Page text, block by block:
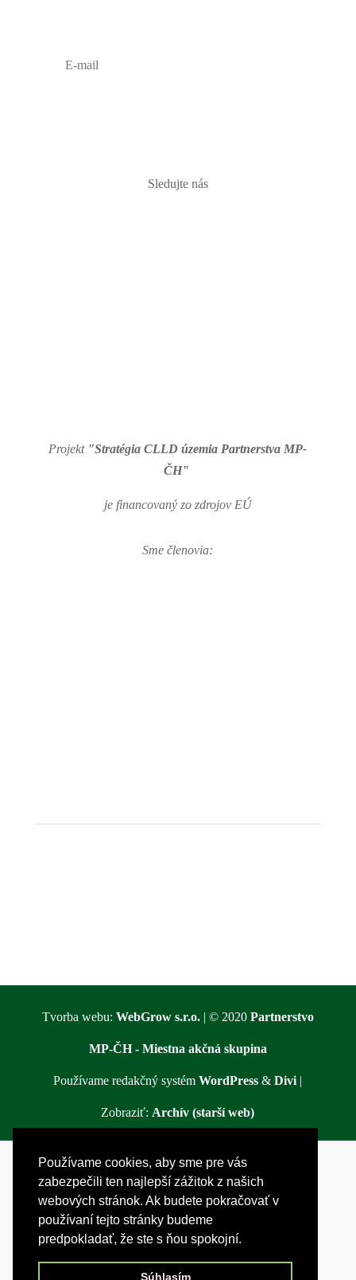
Používame cookies, aby sme pre vás
zabezpečili ten najlepší zážitok z našich
webových stránok. Ak budete pokračovať v
používaní tejto stránky budeme
predpokladať, že ste s ňou spokojní.
Súhlasím
Sledujte nás
Projekt "Stratégia CLLD územia Partnerstva MP-
ČH"
je financovaný zo zdrojov EÚ
Sme členovia:
Tvorba webu: WebGrow s.r.o.| © 2020 Partnerstvo
MP-ČH - Miestna akčná skupina
Používame redakčný systémWordPress &Divi |
Zobraziť: Archív (starší web)